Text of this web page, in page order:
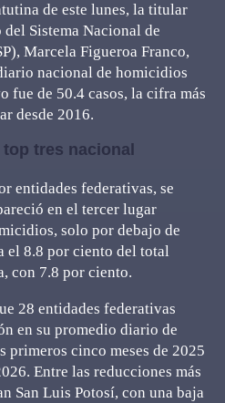
de este lunes, la titular
Sistema Nacional de
Marcela Figueroa Franco,
nacional de homicidios
fue de 50.4 casos, la cifra más
desde 2016.
tres nacional
entidades federativas, se
en el tercer lugar
solo por debajo de
el 8.8 por ciento del total
con 7.8 por ciento.
28 entidades federativas
en su promedio diario de
cinco meses de 2025
Entre las reducciones más
San Luis Potosí, con una baja